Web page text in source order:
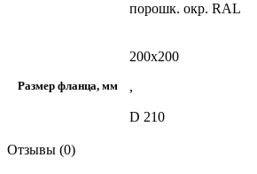
порошк. окр. RAL
Размер фланца, мм
200х200
,
D 210
Отзывы (0)